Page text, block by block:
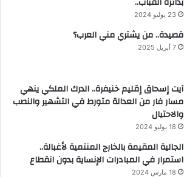
23 يوليو 2024
قصيدة.. من يشتري مني العرب؟
7 أبريل 2025
آيت إسحاق إقليم خنيفرة.. الدرك الملكي ينهي
مسار فار من العدالة متورط في التشهير والنصب
والاحتيال
18 يوليو 2024
الجالية المقيمة بالخارج المنتمية لأغبالة..
استمرار في المبادرات الإنساية بدون انقطاع
18 مارس 2024